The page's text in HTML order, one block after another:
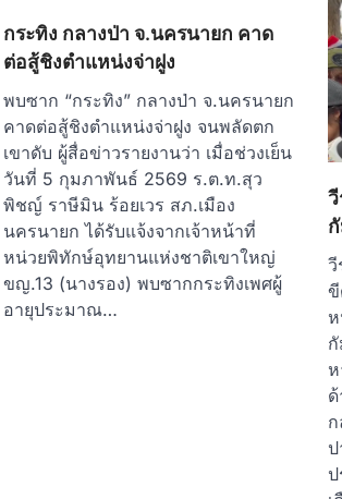
กระทิง กลางป่า จ.นครนายก คาด
ต่อสู้ชิงตำแหน่งจ่าฝูง
พบซาก “กระทิง” กลางป่า จ.นครนายก
คาดต่อสู้ชิงตำแหน่งจ่าฝูง จนพลัดตก
เขาดับ ผู้สื่อข่าวรายงานว่า เมื่อช่วงเย็น
วันที่ 5 กุมภาพันธ์ 2569 ร.ต.ท.สุว
พิชญ์ ราษีมิน ร้อยเวร สภ.เมือง
นครนายก ได้รับแจ้งจากเจ้าหน้าที่
หน่วยพิทักษ์อุทยานแห่งชาติเขาใหญ่
ขญ.13 (นางรอง) พบซากกระทิงเพศผู้
อายุประมาณ…
ขี
ป